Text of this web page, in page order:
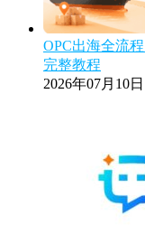
OPC出海全流
完整教程
2026年07月10日